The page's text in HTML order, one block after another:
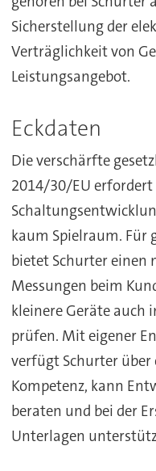
Sicherstellung der
Verträglichkeit von
Leistungsangebot.
Eckdaten
Die verschärfte
2014/30/EU
kaum Spielraum. Für
bietet Schurter einen
Messungen beim
kleinere Geräte auch
prüfen. Mit eigener
verfügt Schurter über
Kompetenz, kann
beraten und bei der
Unterlagen